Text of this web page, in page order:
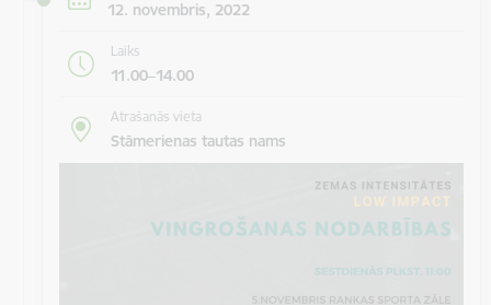
12. novembris, 2022
Laiks
11.00–14.00
Atrašanās vieta
Stāmerienas tautas nams